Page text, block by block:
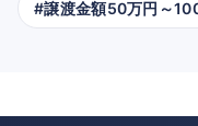
#譲渡金額50万円～